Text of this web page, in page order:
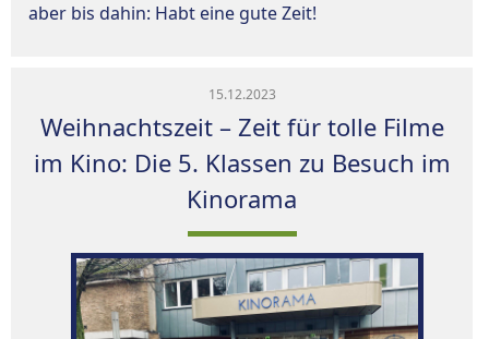
aber bis dahin: Habt eine gute Zeit!
15.12.2023
Weihnachtszeit – Zeit für tolle Filme
im Kino: Die 5. Klassen zu Besuch im
Kinorama